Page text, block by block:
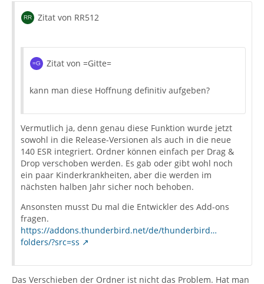
Zitat von RR512
Zitat von =Gitte=
kann man diese Hoffnung definitiv aufgeben?
Vermutlich ja, denn genau diese Funktion wurde jetzt
sowohl in die Release-Versionen als auch in die neue
140 ESR integriert. Ordner können einfach per Drag &
Drop verschoben werden. Es gab oder gibt wohl noch
ein paar Kinderkrankheiten, aber die werden im
nächsten halben Jahr sicher noch behoben.
Ansonsten musst Du mal die Entwickler des Add-ons
fragen.
https://addons.thunderbird.net/de/thunderbird…
folders/?src=ss
Das Verschieben der Ordner ist nicht das Problem. Hat man